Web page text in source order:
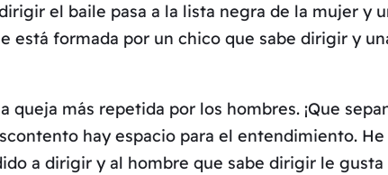
el baile pasa a la lista negra de la mujer y
está formada por un chico que sabe dirigir y
queja más repetida por los hombres. ¡Que
hay espacio para el entendimiento.
a dirigir y al hombre que sabe dirigir le